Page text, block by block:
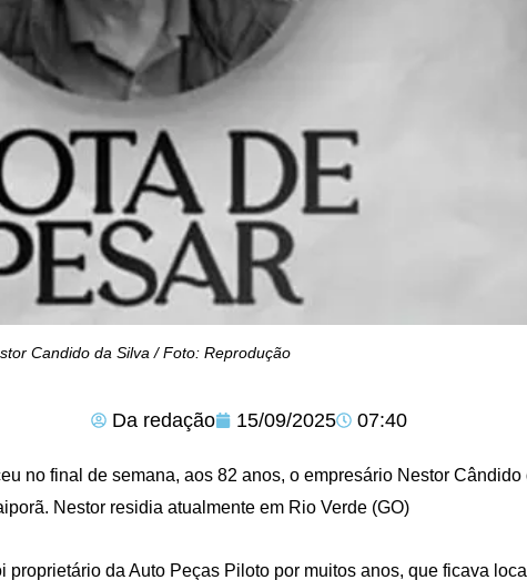
Candido da Silva / Foto: Reprodução
Da redação 15/09/2025 07:40
no final de semana, aos 82 anos, o empresário Nestor
Nestor residia atualmente em Rio Verde (GO)
proprietário da Auto Peças Piloto por muitos anos, que ficava